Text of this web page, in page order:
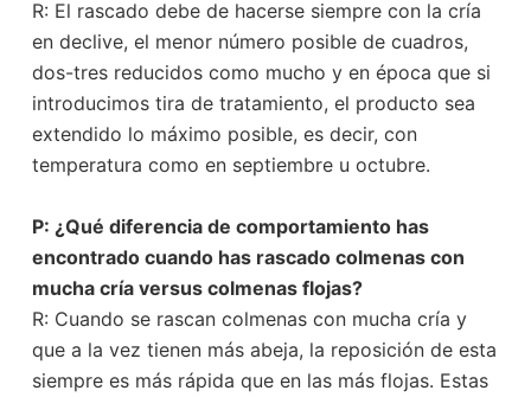
R: El rascado debe de hacerse siempre con la cría
en declive, el menor número posible de cuadros,
dos-tres reducidos como mucho y en época que si
introducimos tira de tratamiento, el producto sea
extendido lo máximo posible, es decir, con
temperatura como en septiembre u octubre.
P: ¿Qué diferencia de comportamiento has
encontrado cuando has rascado colmenas con
mucha cría versus colmenas flojas?
R: Cuando se rascan colmenas con mucha cría y
que a la vez tienen más abeja, la reposición de esta
siempre es más rápida que en las más flojas. Estas